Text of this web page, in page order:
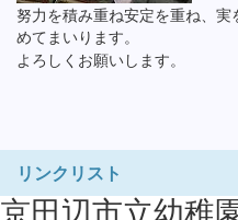
努力を積み重ね安定を重ね、
めてまいります。
よろしくお願いします。
リンクリスト
京田辺市立幼稚